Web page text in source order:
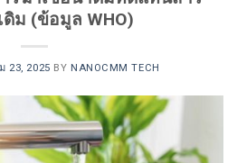
ดิม (ข้อมูล WHO)
23, 2025 BY NANOCMM TECH